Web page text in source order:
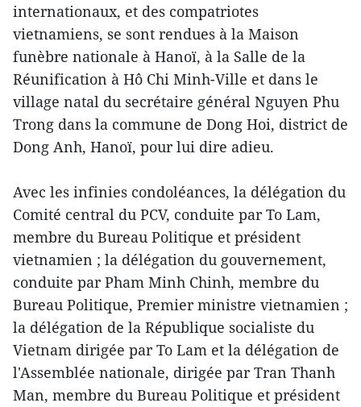
internationaux, et des compatriotes
vietnamiens, se sont rendues à la Maison
funèbre nationale à Hanoï, à la Salle de la
Réunification à Hô Chi Minh-Ville et dans le
village natal du secrétaire général Nguyen Phu
Trong dans la commune de Dong Hoi, district de
Dong Anh, Hanoï, pour lui dire adieu.
Avec les infinies condoléances, la délégation du
Comité central du PCV, conduite par To Lam,
membre du Bureau Politique et président
vietnamien ; la délégation du gouvernement,
conduite par Pham Minh Chinh, membre du
Bureau Politique, Premier ministre vietnamien ;
la délégation de la République socialiste du
Vietnam dirigée par To Lam et la délégation de
l'Assemblée nationale, dirigée par Tran Thanh
Man, membre du Bureau Politique et président